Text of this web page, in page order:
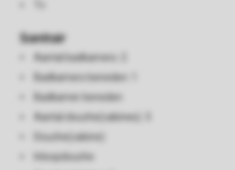
Sanitair
Aantal badkamers: 2
Badkamers beneden: 1
Badkamer beneden
Aantal douche(cabines): 3
Douche(cabine)
Inloopdouche